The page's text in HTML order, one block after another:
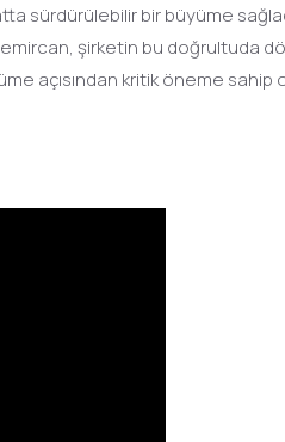
bir büyüme
şirketin bu doğrultuda
açısından kritik öneme sahip